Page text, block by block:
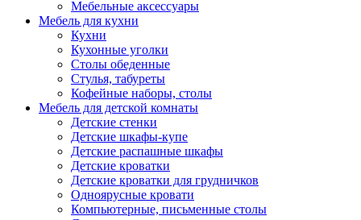
Мебельные аксессуары
Мебель для кухни
Кухни
Кухонные уголки
Столы обеденные
Стулья, табуреты
Кофейные наборы, столы
Мебель для детской комнаты
Детские стенки
Детские шкафы-купе
Детские распашные шкафы
Детские кроватки
Детские кроватки для грудничков
Одноярусные кровати
Компьютерные, письменные столы